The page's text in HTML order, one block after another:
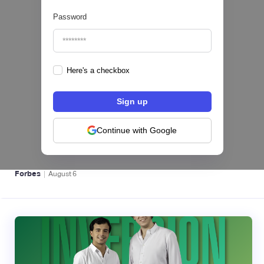
Password
Here's a checkbox
Continue with Google
hiSofi, Fintech de gestión de cobranzas,
levanta US$1 millón para instalar un hub
regional en Uruguay
BFM 👔
Forbes | August6